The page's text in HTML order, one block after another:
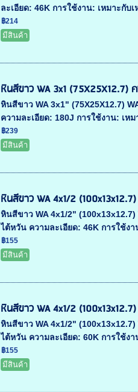
ละเอียด: 46K การใช้งาน: เหมาะกับ
฿214
มีสินค้า
หินสีขาว WA 3x1 (75X25X12.7)
หินสีขาว WA 3x1" (75X25X12.7)
ความละเอียด: 180J การใช้งาน: เห
฿239
มีสินค้า
หินสีขาว WA 4x1/2
หินสีขาว WA 4x1/2"
ไต้หวัน ความละเอียด: 46K การใช้ง
฿155
มีสินค้า
หินสีขาว WA 4x1/2
หินสีขาว WA 4x1/2"
ไต้หวัน ความละเอียด: 60K การใช้ง
฿155
มีสินค้า